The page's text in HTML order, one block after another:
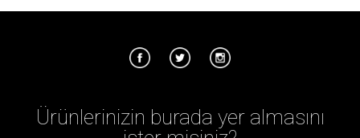
Ürünlerinizin burada yer almasını